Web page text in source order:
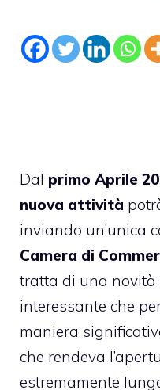
Dal primo Aprile
nuova attività
inviando un’unica
Camera di
tratta di una novità
interessante che
maniera
che rendeva
estremamente